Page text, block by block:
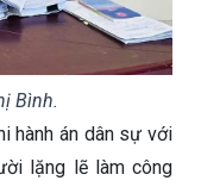
Bình.
hành án dân sự với
lặng lẽ làm công